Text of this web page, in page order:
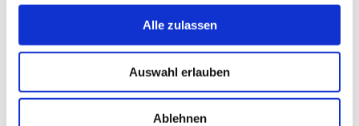
Alle zulassen
Auswahl erlauben
AblehnenHYDRO-AKTIV Samtige